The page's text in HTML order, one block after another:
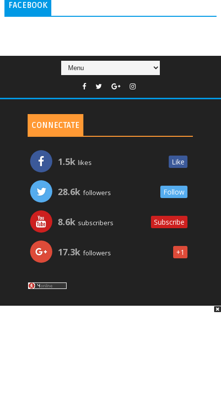
FACEBOOK
CONNECTATE
1.5k likes Like
28.6k followers Follow
8.6k subscribers Subscribe
17.3k followers +1